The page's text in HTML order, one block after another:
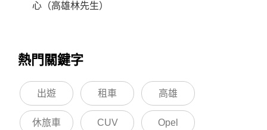
心（高雄林先生）
熱門關鍵字
出遊 租車 高雄
休旅車 CUV Opel